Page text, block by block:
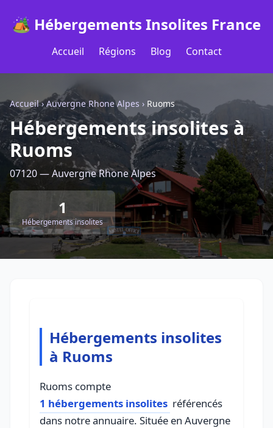
🏕️ Hébergements Insolites France
Accueil Régions Blog Contact
Accueil›Auvergne Rhone Alpes › Ruoms
Hébergements insolites à
Ruoms
07120 — Auvergne Rhone Alpes
1
Hébergements insolites
Hébergements insolites
à Ruoms
Ruoms compte
1 hébergements insolites référencés
dans notre annuaire. Située en Auvergne